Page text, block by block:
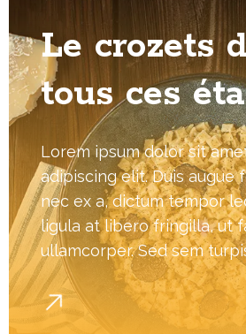
Le crozets
tous ces
Lorem ipsum dolor sit
adipiscing elit. Duis augue
nec ex a, dictum tempor
ligula at libero fringilla, ut
ullamcorper. Sed sem